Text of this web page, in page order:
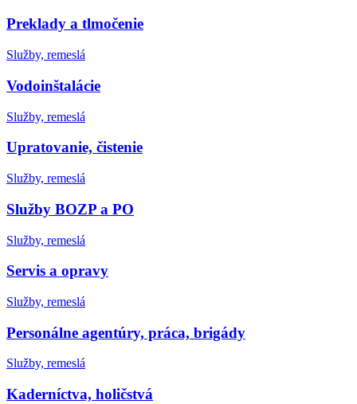
Preklady a tlmočenie
Služby, remeslá
Vodoinštalácie
Služby, remeslá
Upratovanie, čistenie
Služby, remeslá
Služby BOZP a PO
Služby, remeslá
Servis a opravy
Služby, remeslá
Personálne agentúry, práca, brigády
Služby, remeslá
Kaderníctva, holičstvá